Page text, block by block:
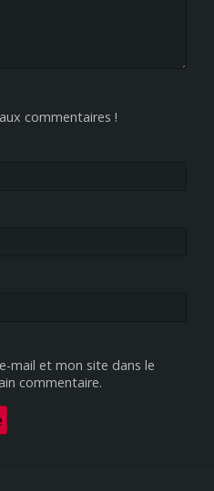
commentaires !
mail et mon site dans le
commentaire.